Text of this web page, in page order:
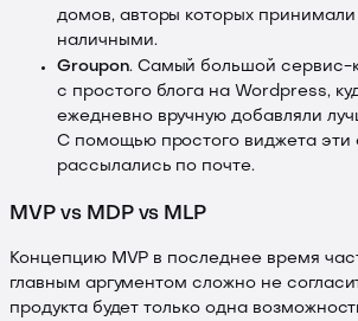
домов, авторы которых принимали
наличными.
Groupon. Самый большой сервис-
с простого блога на Wordpress,
ежедневно вручную добавляли
С помощью простого виджета
рассылались по почте.
MVP vs MDP vs MLP
Концепцию MVP в последнее время
главным аргументом сложно не
продукта будет только одна